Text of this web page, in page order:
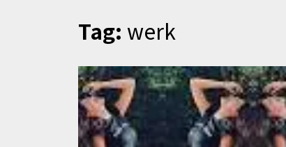
Tag: werk